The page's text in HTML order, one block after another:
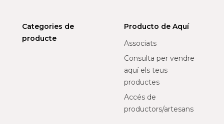
Categories de
producte
Producto de Aquí
Associats
Consulta per vendre
aquí els teus
productes
Accés de
productors/artesans